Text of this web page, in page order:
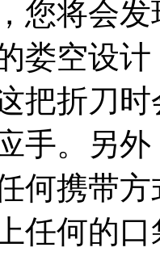
您将会
娄空设
把折刀
手。另
何携带
任何的